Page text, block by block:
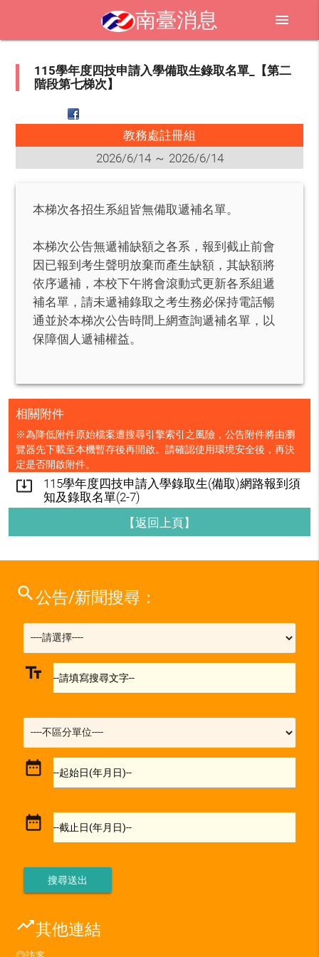
南臺消息 menu
115學年度四技申請入學備取生錄取名單_【第二
階段第七梯次】
教務處註冊組
2026/6/14 ～ 2026/6/14
本梯次各招生系組皆無備取遞補名單。
本梯次公告無遞補缺額之各系，報到截止前會
因已報到考生聲明放棄而產生缺額，其缺額將
依序遞補，本校下午將會滾動式更新各系組遞
補名單，請未遞補錄取之考生務必保持電話暢
通並於本梯次公告時間上網查詢遞補名單，以
保障個人遞補權益。
相關附件
※為降低附件原始檔案遭搜尋引擎索引之風險，公告附件將由瀏
覽器先下載至本機暫存後再開啟。請確認使用環境安全後，再決
定是否開啟附件。
system_update_alt
115學年度四技申請入學錄取生(備取)網路報到須
知及錄取名單(2-7)
【返回上頁】
search 公告/新聞搜尋：
text_fields --請填寫搜尋文字--
date_range --起始日(年月日)--
date_range --截止日(年月日)--
trending_up其他連結